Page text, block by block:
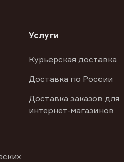
Услуги
Курьерская доставка
Доставка по России
Доставка заказов для
интернет-магазинов